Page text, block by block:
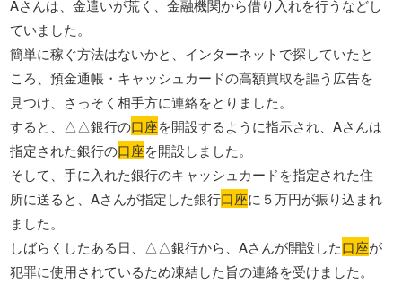
Aさんは、金遣いが荒く、金融機関から借り入れを行うなどし
ていました。
簡単に稼ぐ方法はないかと、インターネットで探していたと
ころ、預金通帳・キャッシュカードの高額買取を謳う広告を
見つけ、さっそく相手方に連絡をとりました。
すると、△△銀行の口座を開設するように指示され、Aさんは
指定された銀行の口座を開設しました。
そして、手に入れた銀行のキャッシュカードを指定された住
所に送ると、Aさんが指定した銀行口座に５万円が振り込まれ
ました。
しばらくしたある日、△△銀行から、Aさんが開設した口座が
犯罪に使用されているため凍結した旨の連絡を受けました。